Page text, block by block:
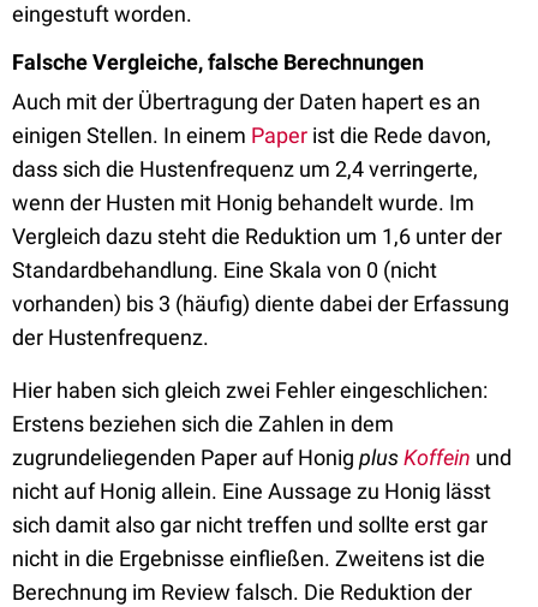
eingestuft worden.
Falsche Vergleiche, falsche Berechnungen
Auch mit der Übertragung der Daten hapert es an
einigen Stellen. In einem Paper ist die Rede davon,
dass sich die Hustenfrequenz um 2,4 verringerte,
wenn der Husten mit Honig behandelt wurde. Im
Vergleich dazu steht die Reduktion um 1,6 unter der
Standardbehandlung. Eine Skala von 0 (nicht
vorhanden) bis 3 (häufig) diente dabei der Erfassung
der Hustenfrequenz.
Hier haben sich gleich zwei Fehler eingeschlichen:
Erstens beziehen sich die Zahlen in dem
zugrundeliegenden Paper auf Honig plusKoffein und
nicht auf Honig allein. Eine Aussage zu Honig lässt
sich damit also gar nicht treffen und sollte erst gar
nicht in die Ergebnisse einfließen. Zweitens ist die
Berechnung im Review falsch. Die Reduktion der